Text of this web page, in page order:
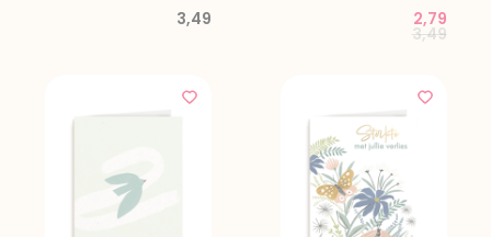
3,49
Price
3,49to
2,79